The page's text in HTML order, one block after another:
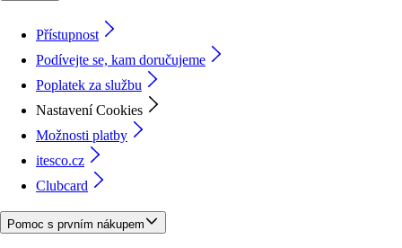
Přístupnost
Podívejte se, kam doručujeme
Poplatek za službu
Nastavení Cookies
Možnosti platby
itesco.cz
Clubcard
Pomoc s prvním nákupem